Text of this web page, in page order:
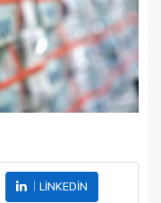
LINKEDIN